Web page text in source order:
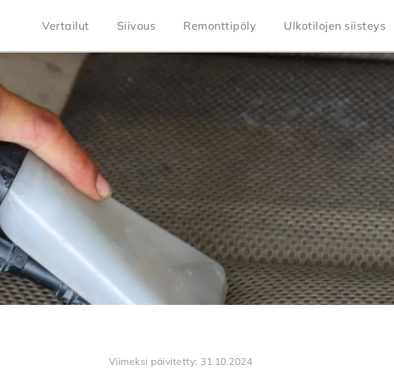
Vertailut Siivous Remonttipöly Ulkotilojen siisteys
Viimeksi päivitetty: 31.10.2024